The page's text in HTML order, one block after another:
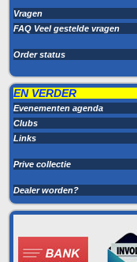
Vragen
FAQ Veel gestelde vragen
Order status
EN VERDER
Evenementen agenda
Clubs
Links
Prive collectie
Dealer worden?